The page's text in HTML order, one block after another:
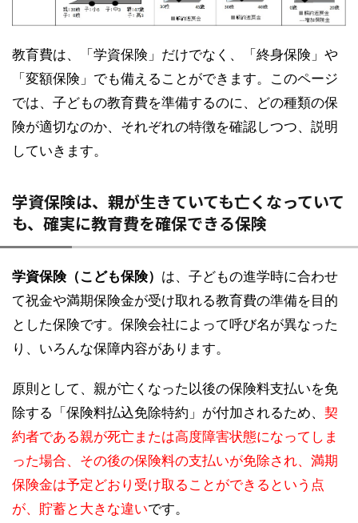
教育費は、「学資保険」だけでなく、「終身保険」や
「変額保険」でも備えることができます。このページ
では、子どもの教育費を準備するのに、どの種類の保
険が適切なのか、それぞれの特徴を確認しつつ、説明
していきます。
学資保険は、親が生きていても亡くなっていて
も、確実に教育費を確保できる保険
学資保険（こども保険） は、子どもの進学時に合わせ
て祝金や満期保険金が受け取れる教育費の準備を目的
とした保険です。保険会社によって呼び名が異なった
り、いろんな保障内容があります。
原則として、親が亡くなった以後の保険料支払いを免
除する「保険料払込免除特約」が付加されるため、 契
約者である親が死亡または高度障害状態になってしま
った場合、その後の保険料の支払いが免除され、満期
保険金は予定どおり受け取ることができるという点
が、貯蓄と大きな違いです。